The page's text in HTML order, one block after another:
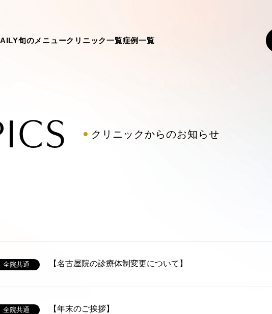
旬のメニュークリニック一覧症例一覧
クリニックからのお知らせ
全院共通 【名古屋院の診療体制変更について】
全院共通 【年末のご挨拶】